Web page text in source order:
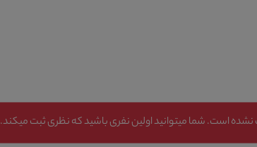
است. شما میتوانید اولین نفری باشید که نظری ثبت میکند.